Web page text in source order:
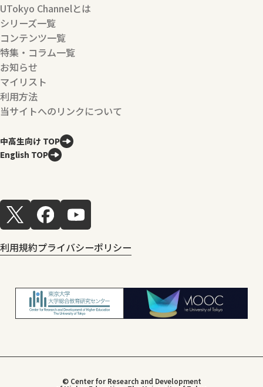
UTokyo Channelとは
シリーズ一覧
コンテンツ一覧
特集・コラム一覧
お知らせ
マイリスト
利用方法
当サイトへのリンクについて
中高生向け TOP
English TOP
利用規約プライバシーポリシー
© Center for Research and Development